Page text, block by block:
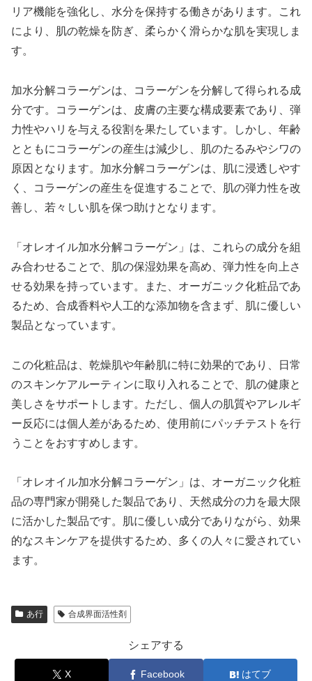
リア機能を強化し、水分を保持する働きがあります。これ
により、肌の乾燥を防ぎ、柔らかく滑らかな肌を実現しま
す。
加水分解コラーゲンは、コラーゲンを分解して得られる成
分です。コラーゲンは、皮膚の主要な構成要素であり、弾
力性やハリを与える役割を果たしています。しかし、年齢
とともにコラーゲンの産生は減少し、肌のたるみやシワの
原因となります。加水分解コラーゲンは、肌に浸透しやす
く、コラーゲンの産生を促進することで、肌の弾力性を改
善し、若々しい肌を保つ助けとなります。
「オレオイル加水分解コラーゲン」は、これらの成分を組
み合わせることで、肌の保湿効果を高め、弾力性を向上さ
せる効果を持っています。また、オーガニック化粧品であ
るため、合成香料や人工的な添加物を含まず、肌に優しい
製品となっています。
この化粧品は、乾燥肌や年齢肌に特に効果的であり、日常
のスキンケアルーティンに取り入れることで、肌の健康と
美しさをサポートします。ただし、個人の肌質やアレルギ
ー反応には個人差があるため、使用前にパッチテストを行
うことをおすすめします。
「オレオイル加水分解コラーゲン」は、オーガニック化粧
品の専門家が開発した製品であり、天然成分の力を最大限
に活かした製品です。肌に優しい成分でありながら、効果
的なスキンケアを提供するため、多くの人々に愛されてい
ます。
あ行 合成界面活性剤
シェアする
X Facebook はてブ